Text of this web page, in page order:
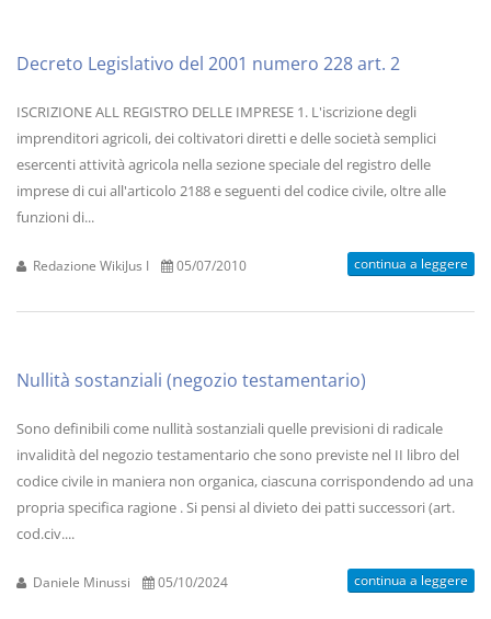
Decreto Legislativo del 2001 numero 228 art. 2
ISCRIZIONE ALL REGISTRO DELLE IMPRESE 1. L'iscrizione degli
imprenditori agricoli, dei coltivatori diretti e delle società semplici
esercenti attività agricola nella sezione speciale del registro delle
imprese di cui all'articolo 2188 e seguenti del codice civile, oltre alle
funzioni di...
Redazione WikiJus I 05/07/2010 continua a leggere
Nullità sostanziali (negozio testamentario)
Sono definibili come nullità sostanziali quelle previsioni di radicale
invalidità del negozio testamentario che sono previste nel II libro del
codice civile in maniera non organica, ciascuna corrispondendo ad una
propria specifica ragione . Si pensi al divieto dei patti successori (art.
cod.civ....
Daniele Minussi 05/10/2024 continua a leggere